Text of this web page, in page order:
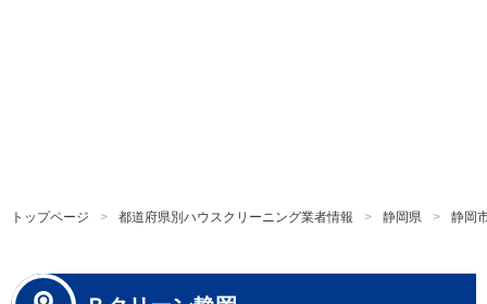
トップページ 都道府県別ハウスクリーニング業者情報 静岡県 静岡